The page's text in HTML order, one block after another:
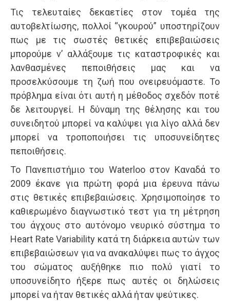
Τις τελευταίες δεκαετίες στον τομέα της
αυτοβελτίωσης, πολλοί “γκουρού” υποστηρίζουν
πως με τις σωστές θετικές επιβεβαιώσεις
μπορούμε ν’ αλλάξουμε τις καταστροφικές και
λανθασμένες πεποιθήσεις μας και να
προσελκύσουμε τη ζωή που ονειρευόμαστε. Το
πρόβλημα είναι ότι αυτή η μέθοδος σχεδόν ποτέ
δε λειτουργεί. Η δύναμη της θέλησης και του
συνειδητού μπορεί να καλύψει για λίγο αλλά δεν
μπορεί να τροποποιήσει τις υποσυνείδητες
πεποιθήσεις.
Το Πανεπιστήμιο του Waterloo στον Καναδά το
2009 έκανε για πρώτη φορά μια έρευνα πάνω
στις θετικές επιβεβαιώσεις. Χρησιμοποίησε το
καθιερωμένο διαγνωστικό τεστ για τη μέτρηση
του άγχους στο αυτόνομο νευρικό σύστημα το
Heart Rate Variability κατά τη διάρκεια αυτών των
επιβεβαιώσεων για να ανακαλύψει πως το άγχος
του σώματος αυξήθηκε πιο πολύ γιατί το
υποσυνείδητο ήξερε πως αυτές οι δηλώσεις
μπορεί να ήταν θετικές αλλά ήταν ψεύτικες.